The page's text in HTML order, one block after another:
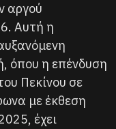
αργού
Αυτή η
όπου η επένδυση
Πεκίνου σε
με έκθεση
έχει